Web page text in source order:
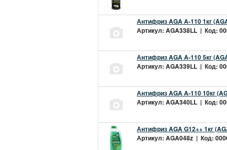
Антифриз AGA A-110 1кг
Артикул: AGA338LL | Код:
Антифриз AGA A-110 5кг
Артикул: AGA339LL | Код:
Антифриз AGA A-110 10кг
Артикул: AGA340LL | Код:
Антифриз AGA G12++ 1кг
Артикул: AGA048z | Код: